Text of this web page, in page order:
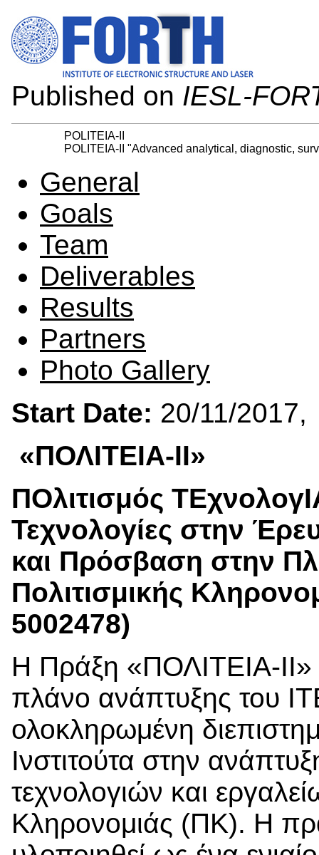
Published on IESL-
POLITEIA-II
POLITEIA-II "Advanced analytical, diagnostic,
General
Goals
Team
Deliverables
Results
Partners
Photo Gallery
Start Date: 20/11/
«ΠΟΛΙΤΕΙΑ-ΙΙ»
ΠΟλιτισμός
Τεχνολογίες στην
και Πρόσβαση στην
Πολιτισμικής
5002478)
Η Πράξη «ΠΟΛΙΤΕΙΑ-ΙΙ»
πλάνο ανάπτυξης του
ολοκληρωμένη
Ινστιτούτα στην
τεχνολογιών και
Κληρονομιάς (ΠΚ). Η